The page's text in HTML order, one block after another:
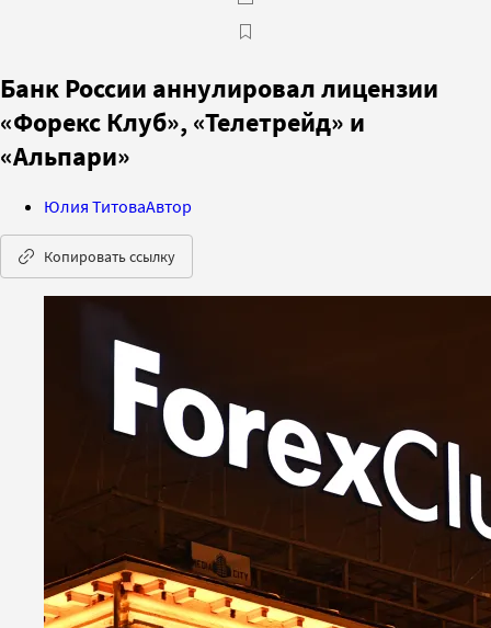
Банк России аннулировал лицензии
«Форекс Клуб», «Телетрейд» и
«Альпари»
Юлия ТитоваАвтор
Копировать ссылку